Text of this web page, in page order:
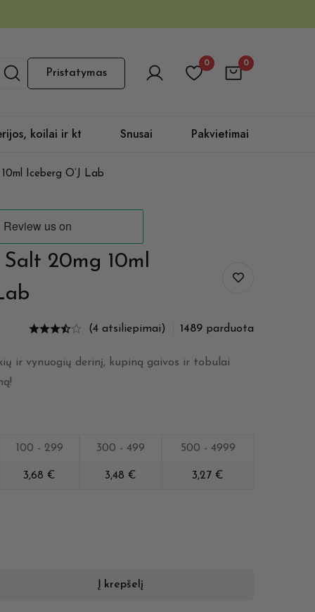
Pristatymas
0 0
koilai ir kt Snusai Pakvietimai
Iceberg O’J Lab
Salt 20mg 10ml
(4 atsiliepimai) 1489 parduota
ir vynuogių derinį, kupiną gaivos ir tobulai
100 - 299 300 - 499 500 - 4999
3,68 € 3,48 € 3,27 €
Į krepšelį